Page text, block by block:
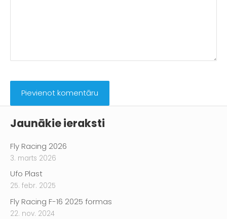
Jaunākie ieraksti
Fly Racing 2026
3. marts 2026
Ufo Plast
25. febr. 2025
Fly Racing F-16 2025 formas
22. nov. 2024